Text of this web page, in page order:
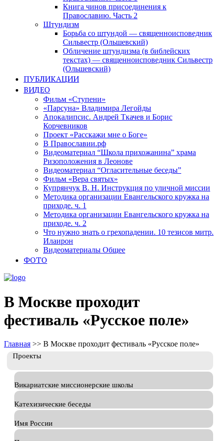
Книга чинов присоединения к
Православию. Часть 2
Штундизм
Борьба со штундой — священноисповедник
Сильвестр (Ольшевский)
Обличение штундизма (в библейских
текстах) — священноисповедник Сильвестр
(Ольшевский)
ПУБЛИКАЦИИ
ВИДЕО
Фильм «Ступени»
«Парсуна» Владимира Легойды
Апокалипсис. Андрей Ткачев и Борис
Корчевников
Проект «Расскажи мне о Боге»
В Православии.рф
Видеоматериал “Школа прихожанина” храма
Ризоположения в Леонове
Видеоматериал “Огласительные беседы”
Фильм «Вера святых»
Купрянчук В. Н. Инструкция по уличной миссии
Методика организации Евангельского кружка на
приходе. ч. 1
Методика организации Евангельского кружка на
приходе. ч. 2
Что нужно знать о грехопадении. 10 тезисов митр.
Илаирон
Видеоматериалы Общее
ФОТО
В Москве проходит
фестиваль «Русское поле»
Главная >> В Москве проходит фестиваль «Русское поле»
Проекты
Викариатские миссионерские школы
Катехизические беседы
Имя России